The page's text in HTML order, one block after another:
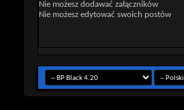
Nie możesz dodawać załączników
Nie możesz edytować swoich postów